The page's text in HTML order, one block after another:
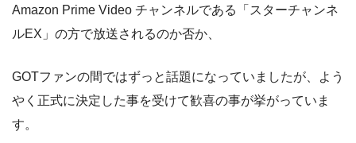
Amazon Prime Video チャンネルである「スターチャンネ
ルEX」の方で放送されるのか否か、
GOTファンの間ではずっと話題になっていましたが、よう
やく正式に決定した事を受けて歓喜の事が挙がっていま
す。